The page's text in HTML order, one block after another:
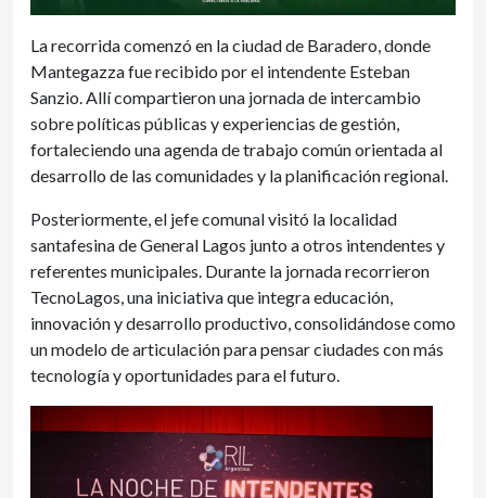
La recorrida comenzó en la ciudad de Baradero, donde
Mantegazza fue recibido por el intendente Esteban
Sanzio. Allí compartieron una jornada de intercambio
sobre políticas públicas y experiencias de gestión,
fortaleciendo una agenda de trabajo común orientada al
desarrollo de las comunidades y la planificación regional.
Posteriormente, el jefe comunal visitó la localidad
santafesina de General Lagos junto a otros intendentes y
referentes municipales. Durante la jornada recorrieron
TecnoLagos, una iniciativa que integra educación,
innovación y desarrollo productivo, consolidándose como
un modelo de articulación para pensar ciudades con más
tecnología y oportunidades para el futuro.